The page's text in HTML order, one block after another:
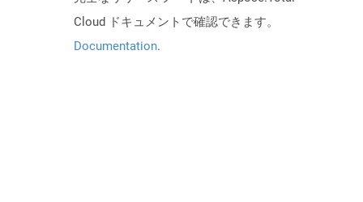
Cloud ドキュメントで確認できます。
Documentation.